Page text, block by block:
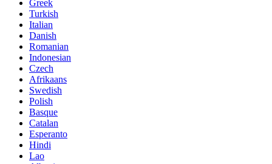
Greek
Turkish
Italian
Danish
Romanian
Indonesian
Czech
Afrikaans
Swedish
Polish
Basque
Catalan
Esperanto
Hindi
Lao